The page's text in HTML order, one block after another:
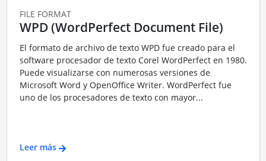
FILE FORMAT
WPD (WordPerfect Document File)
El formato de archivo de texto WPD fue creado para el
software procesador de texto Corel WordPerfect en 1980.
Puede visualizarse con numerosas versiones de
Microsoft Word y OpenOffice Writer. WordPerfect fue
uno de los procesadores de texto con mayor...
Leer más